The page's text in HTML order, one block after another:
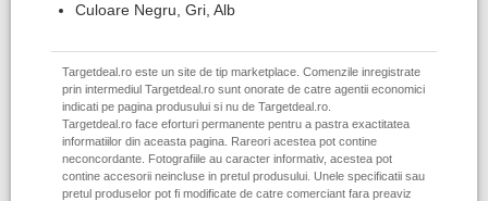
Culoare Negru, Gri, Alb
Targetdeal.ro este un site de tip marketplace. Comenzile inregistrate
prin intermediul Targetdeal.ro sunt onorate de catre agentii economici
indicati pe pagina produsului si nu de Targetdeal.ro.
Targetdeal.ro face eforturi permanente pentru a pastra exactitatea
informatiilor din aceasta pagina. Rareori acestea pot contine
neconcordante. Fotografiile au caracter informativ, acestea pot
contine accesorii neincluse in pretul produsului. Unele specificatii sau
pretul produselor pot fi modificate de catre comerciant fara preaviz